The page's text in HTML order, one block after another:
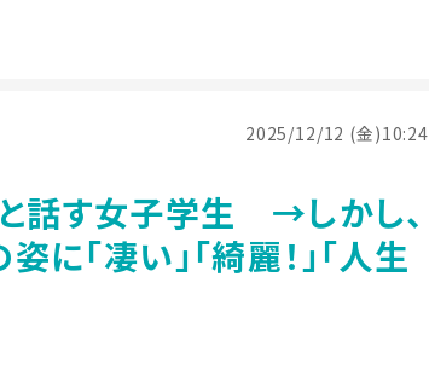
2025/12/12 (金)10:24
と話す女子学生 →しかし、
「凄い」「綺麗！」「人生